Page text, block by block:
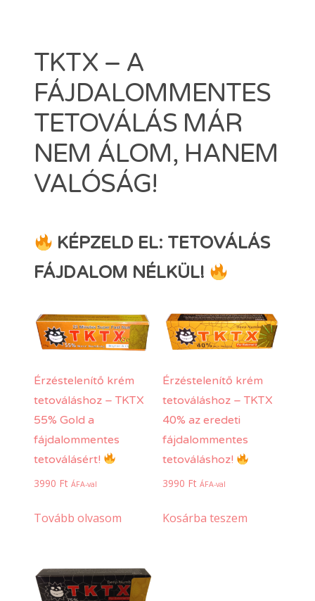
Dermacain 50g
Kosár
ÜZLETI
Search
for:
TKTX – A
FÁJDALOMMENTES
TETOVÁLÁS MÁR
NEM ÁLOM, HANEM
VALÓSÁG!
KÉPZELD EL: TETOVÁLÁS
FÁJDALOM NÉLKÜL!
Érzéstelenítő krém
tetováláshoz – TKTX
55% Gold a
fájdalommentes
tetoválásért!
3990 Ft ÁFA-val
Tovább olvasom
Érzéstelenítő krém
tetováláshoz – TKTX
40% az eredeti
fájdalommentes
tetováláshoz!
3990 Ft ÁFA-val
Kosárba teszem
VÁLASSZON A TKTX KENŐCSÖK KÖZÜL